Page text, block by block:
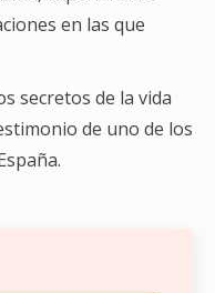
en las que
secretos de la vida
de uno de los